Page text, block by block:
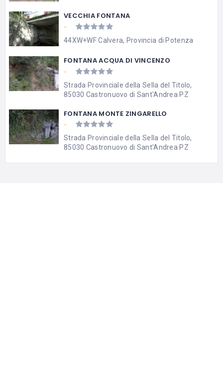
VECCHIA FONTANA
-
44XW+WF Calvera, Provincia di Potenza
FONTANA ACQUA DI VINCENZO
-
Strada Provinciale della Sella del Titolo,
85030 Castronuovo di Sant'Andrea PZ
FONTANA MONTE ZINGARELLO
-
Strada Provinciale della Sella del Titolo,
85030 Castronuovo di Sant'Andrea PZ